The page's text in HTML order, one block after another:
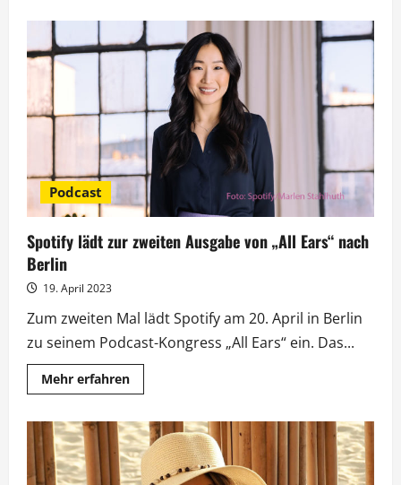
Zimmermann
und
Messner
Gast
bei
„Maischberger“
Podcast
Spotify lädt zur zweiten Ausgabe von „All Ears“ nach
Berlin
19. April 2023
Zum zweiten Mal lädt Spotify am 20. April in Berlin
zu seinem Podcast-Kongress „All Ears“ ein. Das...
Mehr erfahrenMehr
Informationen
lädt
zur
zweiten
Ausgabe
von